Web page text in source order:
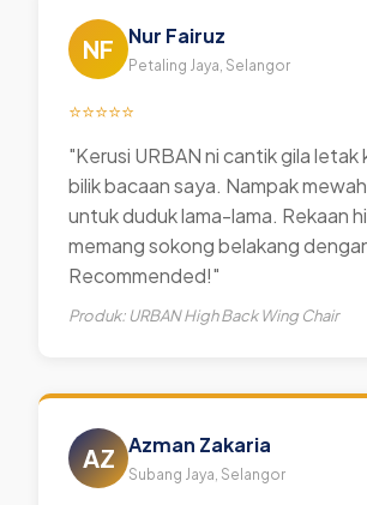
NF Nur Fairuz
Petaling Jaya, Selangor
⭐⭐⭐⭐⭐
"Kerusi URBAN ni cantik gila
bilik bacaan saya. Nampak
untuk duduk lama-lama. Rekaan
memang sokong belakang
Recommended!"
Produk: URBAN High Back Wing Chair
AZ Azman Zakaria
Subang Jaya, Selangor